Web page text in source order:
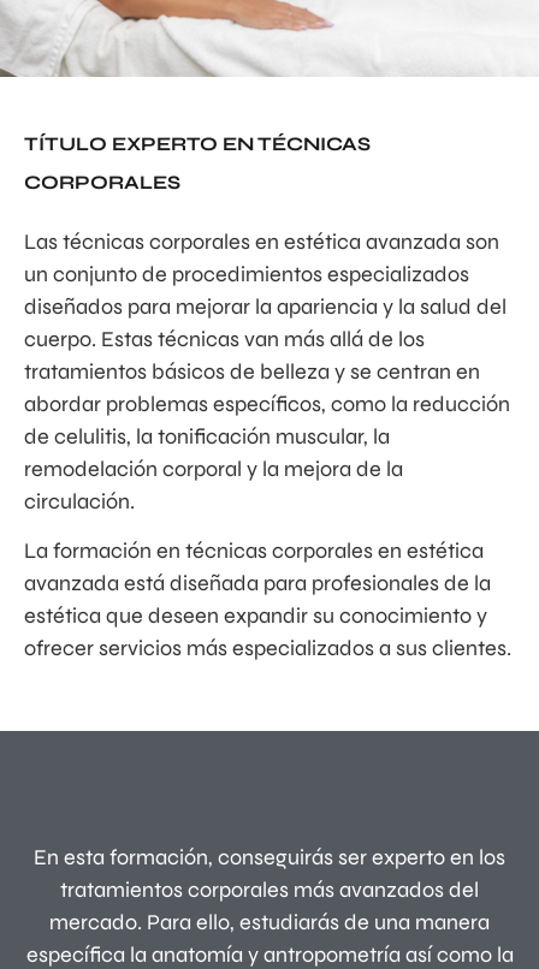
TÍTULO EXPERTO EN TÉCNICAS
CORPORALES
Las técnicas corporales en estética avanzada son
un conjunto de procedimientos especializados
diseñados para mejorar la apariencia y la salud del
cuerpo. Estas técnicas van más allá de los
tratamientos básicos de belleza y se centran en
abordar problemas específicos, como la reducción
de celulitis, la tonificación muscular, la
remodelación corporal y la mejora de la
circulación.
La formación en técnicas corporales en estética
avanzada está diseñada para profesionales de la
estética que deseen expandir su conocimiento y
ofrecer servicios más especializados a sus clientes.
En esta formación, conseguirás ser experto en los
tratamientos corporales más avanzados del
mercado. Para ello, estudiarás de una manera
específica la anatomía y antropometría así como la